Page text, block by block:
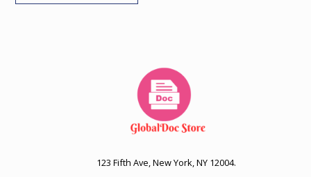
123 Fifth Ave, New York, NY 12004.